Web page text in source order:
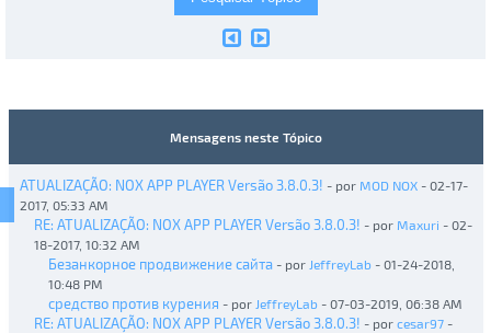
Mensagens neste Tópico
ATUALIZAÇÃO: NOX APP PLAYER Versão 3.8.0.3! - por MOD NOX- 02-17-
2017, 05:33 AM
RE: ATUALIZAÇÃO: NOX APP PLAYER Versão 3.8.0.3! - por Maxuri - 02-
18-2017, 10:32 AM
Безанкорное продвижение сайта - por JeffreyLab - 01-24-2018,
10:48 PM
средство против курения - por JeffreyLab - 07-03-2019, 06:38 AM
RE: ATUALIZAÇÃO: NOX APP PLAYER Versão 3.8.0.3! - por cesar97-